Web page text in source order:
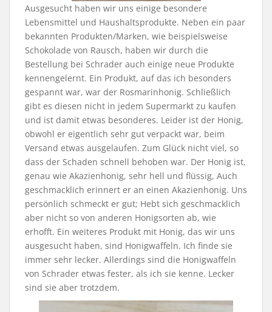
Ausgesucht haben wir uns einige besondere
Lebensmittel und Haushaltsprodukte. Neben ein paar
bekannten Produkten/Marken, wie beispielsweise
Schokolade von Rausch, haben wir durch die
Bestellung bei Schrader auch einige neue Produkte
kennengelernt. Ein Produkt, auf das ich besonders
gespannt war, war der Rosmarinhonig. Schließlich
gibt es diesen nicht in jedem Supermarkt zu kaufen
und ist damit etwas besonderes. Leider ist der Honig,
obwohl er eigentlich sehr gut verpackt war, beim
Versand etwas ausgelaufen. Zum Glück nicht viel, so
dass der Schaden schnell behoben war. Der Honig ist,
genau wie Akazienhonig, sehr hell und flüssig, Auch
geschmacklich erinnert er an einen Akazienhonig. Uns
persönlich schmeckt er gut; Hebt sich geschmacklich
aber nicht so von anderen Honigsorten ab, wie
erhofft. Ein weiteres Produkt mit Honig, das wir uns
ausgesucht haben, sind Honigwaffeln. Ich finde sie
immer sehr lecker. Allerdings sind die Honigwaffeln
von Schrader etwas fester, als ich sie kenne. Lecker
sind sie aber trotzdem.